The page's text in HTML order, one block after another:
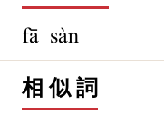
fā sàn
相 似 詞